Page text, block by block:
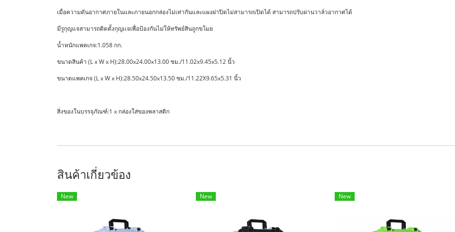
เมื่อความดันอากาศภายในและภายนอกกล่องไม่เท่ากันและแผงฝาปิดไม่สามารถเปิดได้ สามารถปรับผ่านวาล์วอากาศได้
มีรูกุญแจสามารถติดตั้งกุญเเจเพื่อป้องกันไม่ให้ทรัพย์สินถูกขโมย
น้ำหนักแพคเกจ:1.058 กก.
ขนาดสินค้า (L x W x H):28.00x24.00x13.00 ซม./11.02x9.45x5.12 นิ้ว
ขนาดแพคเกจ (L x W x H):28.50x24.50x13.50 ซม./11.22X9.65x5.31 นิ้ว
สิ่งของในบรรจุภัณฑ์:1 x กล่องใส่ของพลาสติก
สินค้าเกี่ยวข้อง
New New New